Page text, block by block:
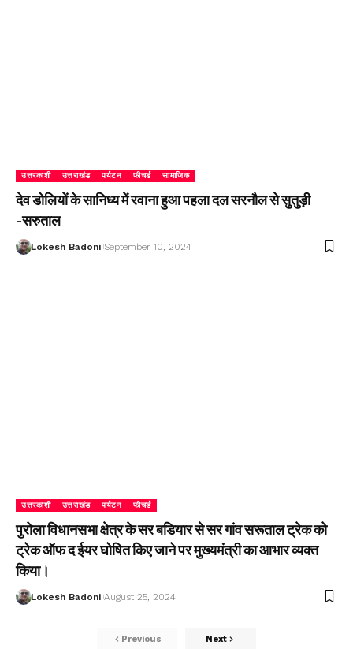
उत्तरकाशी उत्तराखंड पर्यटन फीचर्ड सामाजिक
देव डोलियों के सानिध्य में रवाना हुआ पहला दल सरनौल से सुतुड़ी
-सरुताल
Lokesh Badoni September 10, 2024
उत्तरकाशी उत्तराखंड पर्यटन फीचर्ड
पुरोला विधानसभा क्षेत्र के सर बडियार से सर गांव सरूताल ट्रेक को
ट्रेक ऑफ द ईयर घोषित किए जाने पर मुख्यमंत्री का आभार व्यक्त
किया।
Lokesh Badoni August 25, 2024
Previous Next